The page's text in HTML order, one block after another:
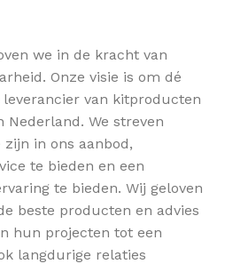
we in de kracht van
Onze visie is om dé
leverancier van kitproducten
Nederland. We streven
in ons aanbod,
te bieden en een
te bieden. Wij geloven
beste producten en advies
hun projecten tot een
langdurige relaties